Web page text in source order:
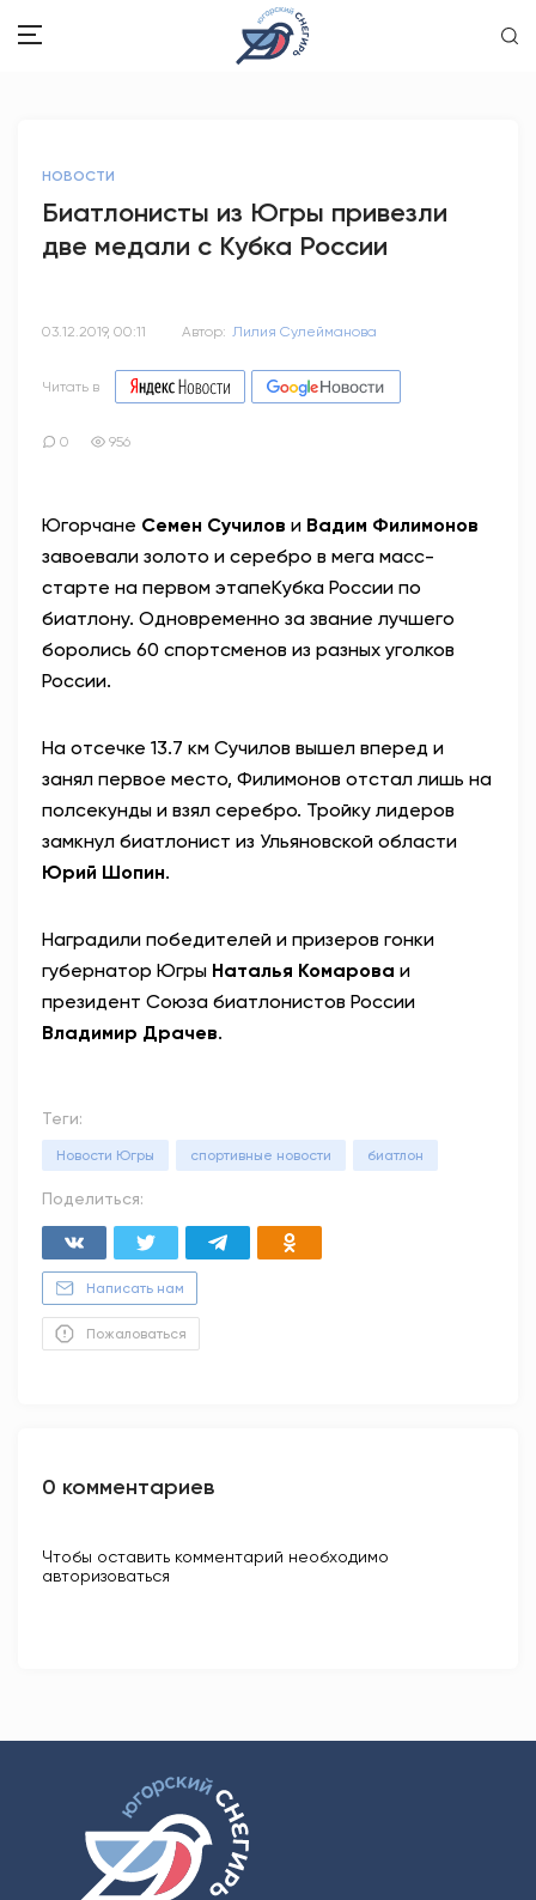
ОБРАЗОВАНИЕ
ЭТО У НАС СЕМЕЙНОЕ
АНТИТЕРРОР
НОВОСТИ
Биатлонисты из Югры привезли
две медали с Кубка России
03.12.2019, 00:11 Автор: Лилия Сулейманова
Читать в
0 956
Югорчане Семен Сучилов и Вадим Филимонов
завоевали золото и серебро в мега масс-
старте на первом этапеКубка России по
биатлону. Одновременно за звание лучшего
боролись 60 спортсменов из разных уголков
России.
На отсечке 13.7 км Сучилов вышел вперед и
занял первое место, Филимонов отстал лишь на
полсекунды и взял серебро. Тройку лидеров
замкнул биатлонист из Ульяновской области
Юрий Шопин.
Наградили победителей и призеров гонки
губернатор Югры Наталья Комарова и
президент Союза биатлонистов России
Владимир Драчев.
Теги:
Новости Югры спортивные новости биатлон
Поделиться:
Написать нам
Пожаловаться
0 комментариев
Чтобы оставить комментарий необходимо
авторизоваться